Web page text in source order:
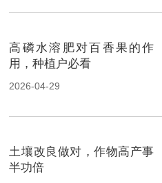
高磷水溶肥对百香果的作
用，种植户必看
2026-04-29
土壤改良做对，作物高产事
半功倍